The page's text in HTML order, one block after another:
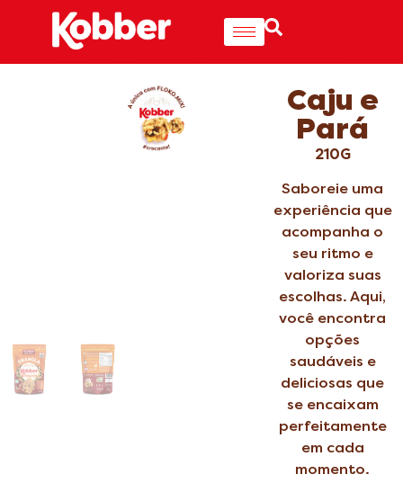
Caju e
Pará
210G
Saboreie uma
experiência que
acompanha o
seu ritmo e
valoriza suas
escolhas. Aqui,
você encontra
opções
saudáveis e
deliciosas que
se encaixam
perfeitamente
em cada
momento.